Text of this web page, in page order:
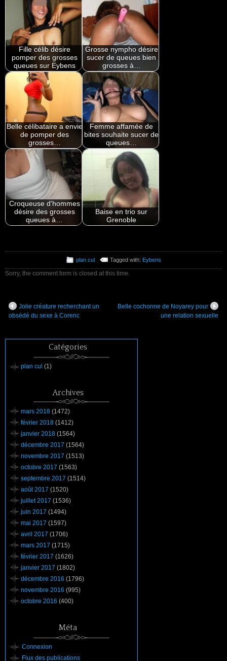
Fille célib désire
pomper des grosses
queues sur Eybens
Grosse nympho désire
sucer de queues bien
grosses à…
Belle célibataire a envie
de pomper des
grosses…
Femme affamée de
bites souhaite sucer de
queues…
Croqueuse d'hommes
désire des grosses
queues à…
Baise en trio sur
Grenoble
plan cul Tagged with: Eybens
Sorry, the comment form is closed at this time.
Jolie créature recherchant un
obsédé du sexe à Corenc
Belle cochonne de Noyarey pour
une relation sexuelle
Catégories
plan cul (1)
Archives
mars 2018 (1472)
février 2018 (1412)
janvier 2018 (1564)
décembre 2017 (1564)
novembre 2017 (1513)
octobre 2017 (1563)
septembre 2017 (1514)
août 2017 (1520)
juillet 2017 (1536)
juin 2017 (1494)
mai 2017 (1597)
avril 2017 (1706)
mars 2017 (1715)
février 2017 (1626)
janvier 2017 (1802)
décembre 2016 (1796)
novembre 2016 (995)
octobre 2016 (400)
Méta
Connexion
Flux des publications